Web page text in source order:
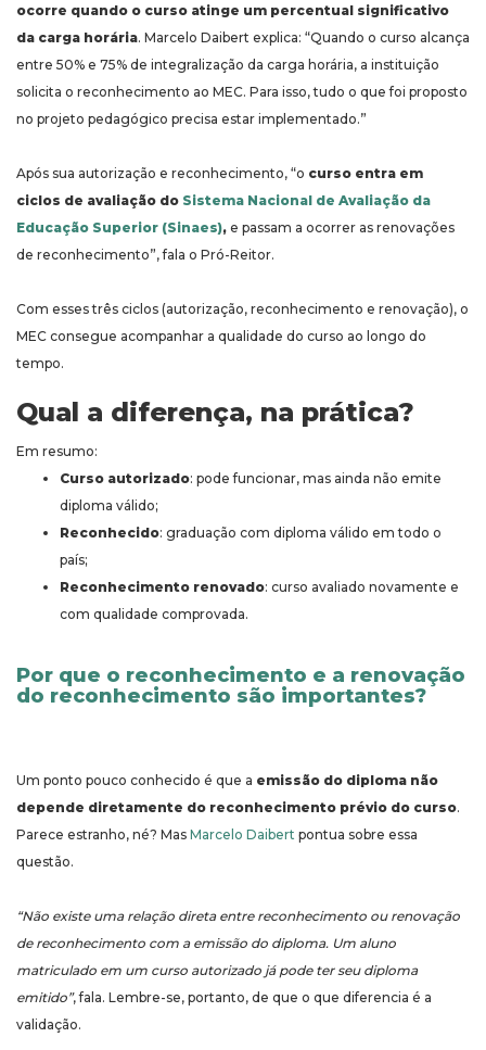
ocorre quando o curso atinge um percentual significativo
da carga horária. Marcelo Daibert explica: “Quando o curso alcança
entre 50% e 75% de integralização da carga horária, a instituição
solicita o reconhecimento ao MEC. Para isso, tudo o que foi proposto
no projeto pedagógico precisa estar implementado.”
Após sua autorização e reconhecimento, “o curso entra em
ciclos de avaliação do Sistema Nacional de Avaliação da
Educação Superior (Sinaes), e passam a ocorrer as renovações
de reconhecimento”, fala o Pró-Reitor.
Com esses três ciclos (autorização, reconhecimento e renovação), o
MEC consegue acompanhar a qualidade do curso ao longo do
tempo.
Qual a diferença, na prática?
Em resumo:
Curso autorizado: pode funcionar, mas ainda não emite
diploma válido;
Reconhecido: graduação com diploma válido em todo o
país;
Reconhecimento renovado: curso avaliado novamente e
com qualidade comprovada.
Por que o reconhecimento e a renovação
do reconhecimento são importantes?
Um ponto pouco conhecido é que a emissão do diploma não
depende diretamente do reconhecimento prévio do curso.
Parece estranho, né? Mas Marcelo Daibert pontua sobre essa
questão.
“Não existe uma relação direta entre reconhecimento ou renovação
de reconhecimento com a emissão do diploma. Um aluno
matriculado em um curso autorizado já pode ter seu diploma
emitido”, fala. Lembre-se, portanto, de que o que diferencia é a
validação.